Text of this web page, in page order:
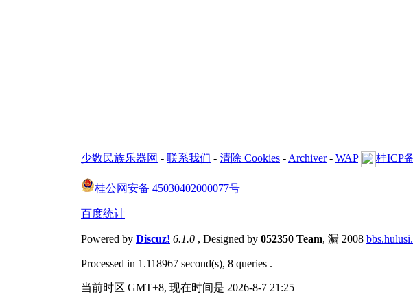
少数民族乐器网 - 联系我们 - 清除 Cookies - Archiver- WAP 桂ICP
桂公网安备 45030402000077号
百度统计
Powered by Discuz! 6.1.0 , Designed by 052350 Team, 漏 2008
Processed in 1.118967 second(s), 8 queries .
当前时区 GMT+8, 现在时间是 2026-8-7 21:25